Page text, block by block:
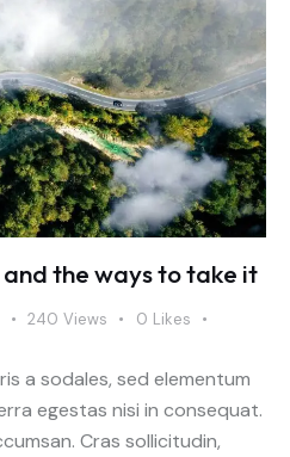
the ways to take it
240 Views 0 Likes
a sodales, sed elementum
egestas nisi in consequat.
Cras sollicitudin,